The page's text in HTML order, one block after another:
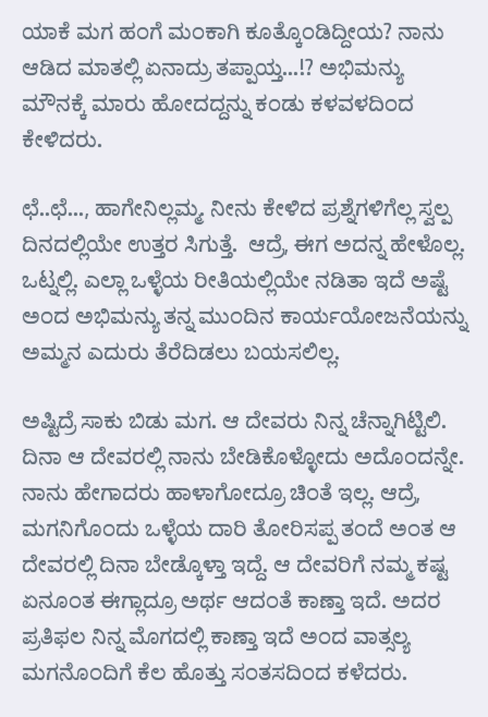
ಯಾಕೆ ಮಗ ಹಂಗೆ ಮಂಕಾಗಿ ಕೂತ್ಕೊಂಡಿದ್ದೀಯ? ನಾನು
ಆಡಿದ ಮಾತಲ್ಲಿ ಏನಾದ್ರು ತಪ್ಪಾಯ್ತ…!? ಅಭಿಮನ್ಯು
ಮೌನಕ್ಕೆ ಮಾರು ಹೋದದ್ದನ್ನು ಕಂಡು ಕಳವಳದಿಂದ
ಕೇಳಿದರು.
ಛೆ..ಛೆ…, ಹಾಗೇನಿಲ್ಲಮ್ಮ. ನೀನು ಕೇಳಿದ ಪ್ರಶ್ನೆಗಳಿಗೆಲ್ಲ ಸ್ವಲ್ಪ
ದಿನದಲ್ಲಿಯೇ ಉತ್ತರ ಸಿಗುತ್ತೆ. ಆದ್ರೆ, ಈಗ ಅದನ್ನ ಹೇಳೊಲ್ಲ.
ಒಟ್ನಲ್ಲಿ. ಎಲ್ಲಾ ಒಳ್ಳೆಯ ರೀತಿಯಲ್ಲಿಯೇ ನಡಿತಾ ಇದೆ ಅಷ್ಟೆ
ಅಂದ ಅಭಿಮನ್ಯು ತನ್ನ ಮುಂದಿನ ಕಾರ್ಯಯೋಜನೆಯನ್ನು
ಅಮ್ಮನ ಎದುರು ತೆರೆದಿಡಲು ಬಯಸಲಿಲ್ಲ.
ಅಷ್ಟಿದ್ರೆ ಸಾಕು ಬಿಡು ಮಗ. ಆ ದೇವರು ನಿನ್ನ ಚೆನ್ನಾಗಿಟ್ಟಿಲಿ.
ದಿನಾ ಆ ದೇವರಲ್ಲಿ ನಾನು ಬೇಡಿಕೊಳ್ಳೋದು ಅದೊಂದನ್ನೇ.
ನಾನು ಹೇಗಾದರು ಹಾಳಾಗೋದ್ರೂ ಚಿಂತೆ ಇಲ್ಲ. ಆದ್ರೆ,
ಮಗನಿಗೊಂದು ಒಳ್ಳೆಯ ದಾರಿ ತೋರಿಸಪ್ಪ ತಂದೆ ಅಂತ ಆ
ದೇವರಲ್ಲಿ ದಿನಾ ಬೇಡ್ಕೊಳ್ತಾ ಇದ್ದೆ. ಆ ದೇವರಿಗೆ ನಮ್ಮ ಕಷ್ಟ
ಏನೂಂತ ಈಗ್ಲಾದ್ರೂ ಅರ್ಥ ಆದಂತೆ ಕಾಣ್ತಾ ಇದೆ. ಅದರ
ಪ್ರತಿಫಲ ನಿನ್ನ ಮೊಗದಲ್ಲಿ ಕಾಣ್ತಾ ಇದೆ ಅಂದ ವಾತ್ಸಲ್ಯ
ಮಗನೊಂದಿಗೆ ಕೆಲ ಹೊತ್ತು ಸಂತಸದಿಂದ ಕಳೆದರು.